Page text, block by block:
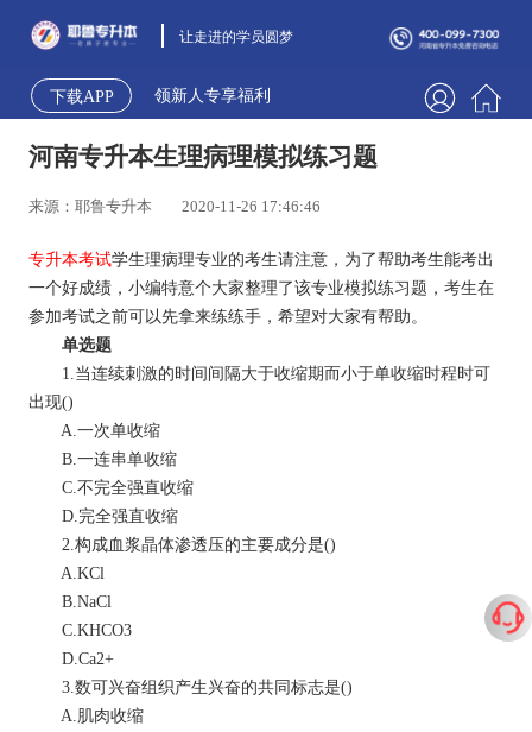
让走进的学员圆梦
下载APP 领新人专享福利
河南专升本生理病理模拟练习题
来源：耶鲁专升本 2020-11-26 17:46:46
专升本考试学生理病理专业的考生请注意，为了帮助考生能考出
一个好成绩，小编特意个大家整理了该专业模拟练习题，考生在
参加考试之前可以先拿来练练手，希望对大家有帮助。
单选题
1.当连续刺激的时间间隔大于收缩期而小于单收缩时程时可
出现()
A.一次单收缩
B.一连串单收缩
C.不完全强直收缩
D.完全强直收缩
2.构成血浆晶体渗透压的主要成分是()
A.KCl
B.NaCl
C.KHCO3
D.Ca2+
3.数可兴奋组织产生兴奋的共同标志是()
A.肌肉收缩